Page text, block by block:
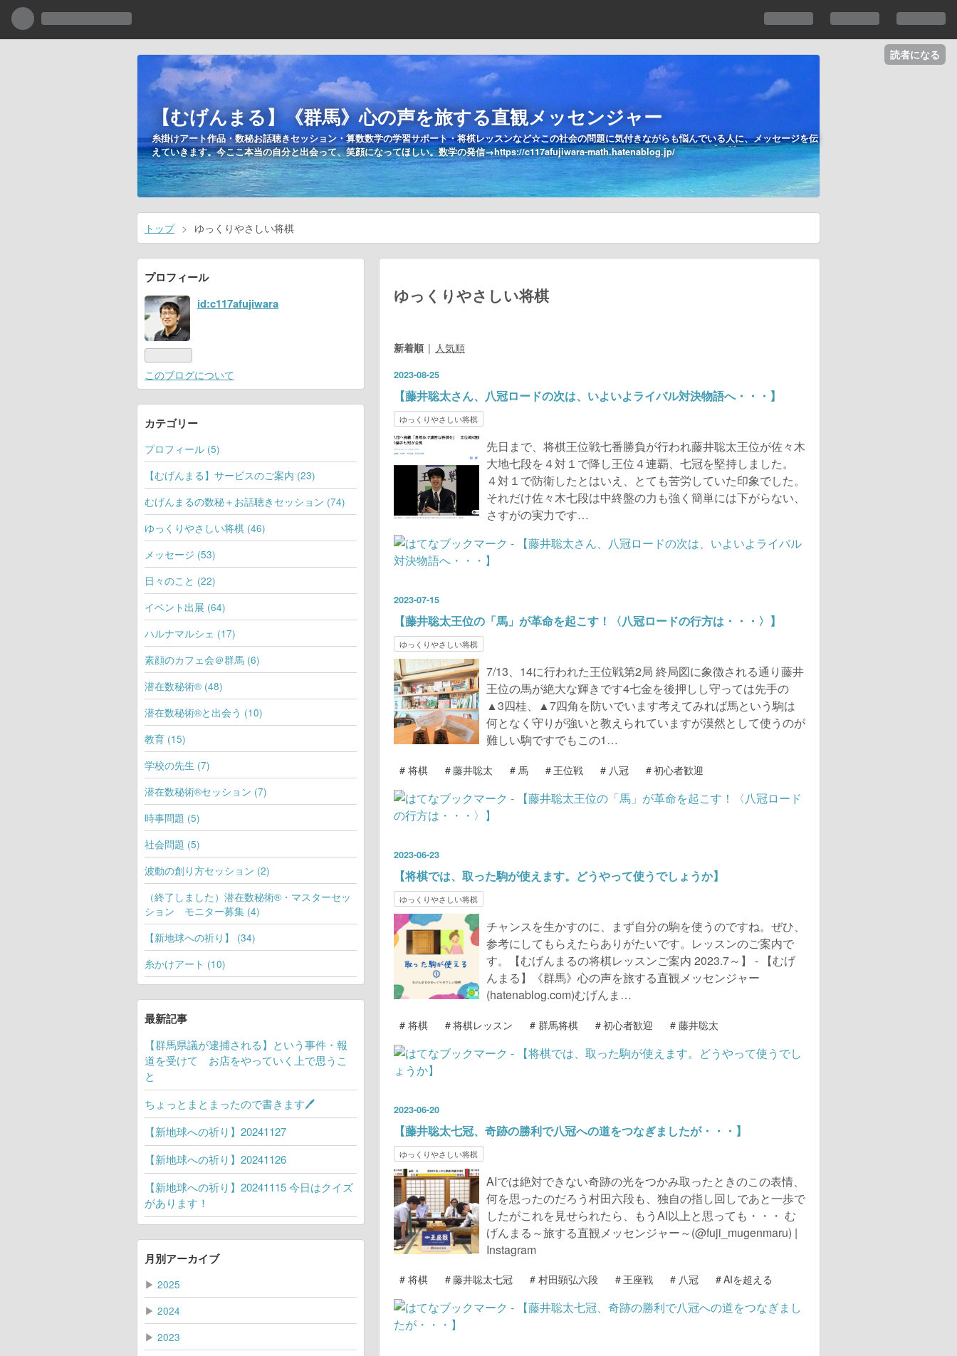
読者になる
【むげんまる】《群馬》心の声を旅する直観メッセンジャー
糸掛けアート作品・数秘お話聴きセッション・算数数学の学習サポート・将棋レッスンなど☆この社会の問題に気付きながらも悩んでいる人に、メッセージを伝
えていきます。今ここ本当の自分と出会って、笑顔になってほしい。数学の発信→https://c117afujiwara-math.hatenablog.jp/
トップ > ゆっくりやさしい将棋
ゆっくりやさしい将棋
新着順 人気順
2023-08-25
【藤井聡太さん、八冠ロードの次は、いよいよライバル対決物語へ・・・】
ゆっくりやさしい将棋
先日まで、将棋王位戦七番勝負が行われ藤井聡太王位が佐々木
大地七段を４対１で降し王位４連覇、七冠を堅持しました。
４対１で防衛したとはいえ、とても苦労していた印象でした。
それだけ佐々木七段は中終盤の力も強く簡単には下がらない、
さすがの実力です…
2023-07-15
【藤井聡太王位の「馬」が革命を起こす！〈八冠ロードの行方は・・・〉】
ゆっくりやさしい将棋
7/13、14に行われた王位戦第2局 終局図に象徴される通り藤井
王位の馬が絶大な輝きです4七金を後押しし守っては先手の
▲3四桂、▲7四角を防いでいます考えてみれば馬という駒は
何となく守りが強いと教えられていますが漠然として使うのが
難しい駒ですでもこの1…
# 将棋 #藤井聡太 # 馬 # 王位戦 # 八冠 #初心者歓迎
2023-06-23
【将棋では、取った駒が使えます。どうやって使うでしょうか】
ゆっくりやさしい将棋
チャンスを生かすのに、まず自分の駒を使うのですね。ぜひ、
参考にしてもらえたらありがたいです。レッスンのご案内で
す。【むげんまるの将棋レッスンご案内 2023.7～】 - 【むげ
んまる】《群馬》心の声を旅する直観メッセンジャー
(hatenablog.com)むげんま…
# 将棋 #将棋レッスン # 群馬将棋 #初心者歓迎 # 藤井聡太
2023-06-20
【藤井聡太七冠、奇跡の勝利で八冠への道をつなぎましたが・・・】
ゆっくりやさしい将棋
AIでは絶対できない奇跡の光をつかみ取ったときのこの表情、
何を思ったのだろう村田六段も、独自の指し回しであと一歩で
したがこれを見せられたら、もうAI以上と思っても・・・ む
げんまる～旅する直観メッセンジャー～(@fuji_mugenmaru) |
Instagram
# 将棋 #藤井聡太七冠 # 村田顕弘六段 # 王座戦 # 八冠 #AIを超える
プロフィール
id:c117afujiwara
このブログについて
カテゴリー
プロフィール (5)
【むげんまる】サービスのご案内 (23)
むげんまるの数秘＋お話聴きセッション (74)
ゆっくりやさしい将棋 (46)
メッセージ (53)
日々のこと (22)
イベント出展 (64)
ハルナマルシェ (17)
素顔のカフェ会＠群馬 (6)
潜在数秘術® (48)
潜在数秘術®と出会う (10)
教育 (15)
学校の先生 (7)
潜在数秘術®セッション (7)
時事問題 (5)
社会問題 (5)
波動の創り方セッション (2)
（終了しました）潜在数秘術®・マスターセッ
ション モニター募集 (4)
【新地球への祈り】 (34)
糸かけアート (10)
最新記事
【群馬県議が逮捕される】という事件・報
道を受けて お店をやっていく上で思うこ
と
ちょっとまとまったので書きます🖊
【新地球への祈り】20241127
【新地球への祈り】20241126
【新地球への祈り】20241115 今日はクイズ
があります！
月別アーカイブ
▶ 2025
▶ 2024
▶ 2023